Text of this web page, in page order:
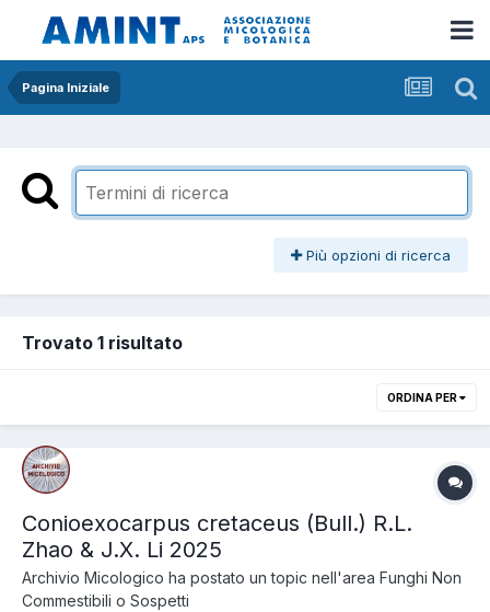
Pagina Iniziale
Più opzioni di ricerca
Trovato 1 risultato
ORDINA PER
Conioexocarpus cretaceus (Bull.) R.L.
Zhao & J.X. Li 2025
Archivio Micologico ha postato un topic nell'area Funghi Non
Commestibili o Sospetti